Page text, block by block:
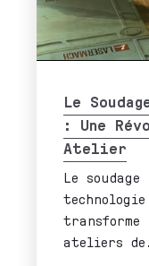
Le
: Une
Atelier
Le
transforme
ateliers